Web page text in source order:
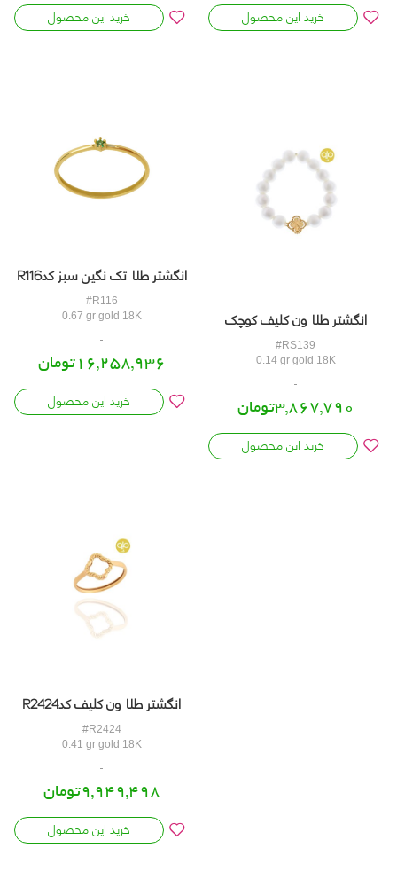
خرید این محصول خرید این محصول
انگشتر طلا ون کلیف کوچک
کدRS139
#RS139
0.14 gr gold 18K
3,867,790تومان
خرید این محصول
انگشتر طلا تک نگین سبز کدR116
#R116
0.67 gr gold 18K
16,258,936تومان
خرید این محصول
انگشتر طلا ون کلیف کدR2424
#R2424
0.41 gr gold 18K
9,949,498تومان
خرید این محصول